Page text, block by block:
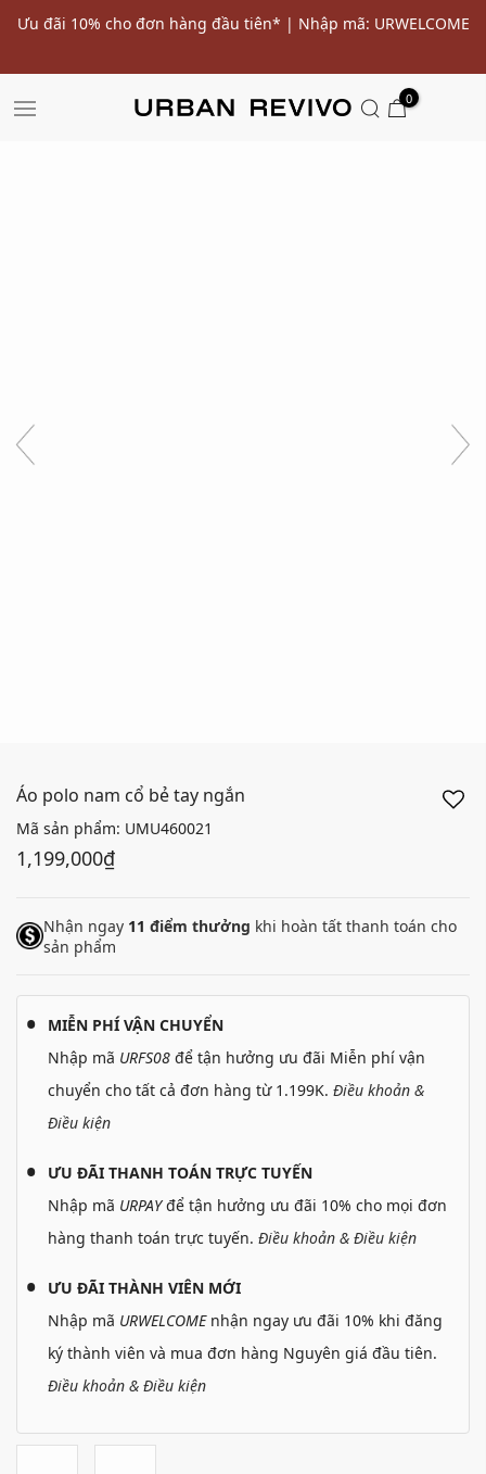
Ưu đãi 10% cho đơn hàng đầu tiên* | Nhập mã: URWELCOME
0
Áo polo nam cổ bẻ tay ngắn
Mã sản phẩm: UMU460021
1,199,000₫
Nhận ngay 11 điểm thưởng khi hoàn tất thanh toán cho
sản phẩm
MIỄN PHÍ VẬN CHUYỂN
Nhập mã URFS08 để tận hưởng ưu đãi Miễn phí vận
chuyển cho tất cả đơn hàng từ 1.199K. Điều khoản &
Điều kiện
ƯU ĐÃI THANH TOÁN TRỰC TUYẾN
Nhập mã URPAYđể tận hưởng ưu đãi 10% cho mọi đơn
hàng thanh toán trực tuyến. Điều khoản & Điều kiện
ƯU ĐÃI THÀNH VIÊN MỚI
Nhập mã URWELCOMEnhận ngay ưu đãi 10% khi đăng
ký thành viên và mua đơn hàng Nguyên giá đầu tiên.
Điều khoản & Điều kiện
SALE